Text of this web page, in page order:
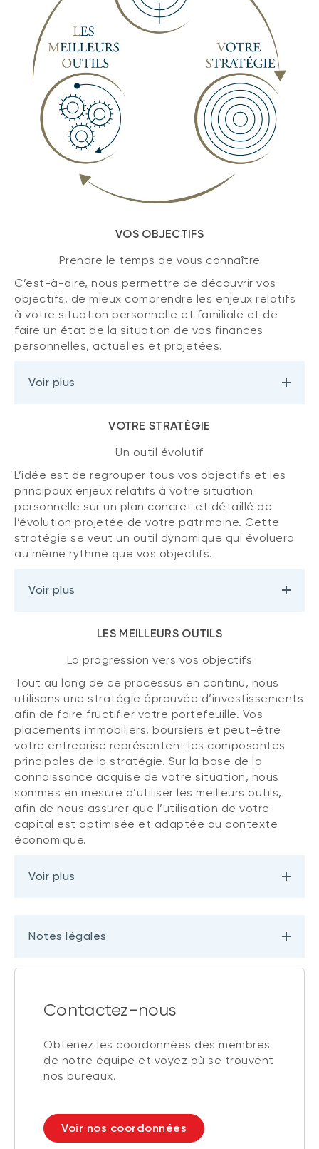
VOS OBJECTIFS
Prendre le temps de vous connaître
C’est-à-dire, nous permettre de découvrir vos
objectifs, de mieux comprendre les enjeux relatifs
à votre situation personnelle et familiale et de
faire un état de la situation de vos finances
personnelles, actuelles et projetées.
Voir plus
VOTRE STRATÉGIE
Un outil évolutif
L’idée est de regrouper tous vos objectifs et les
principaux enjeux relatifs à votre situation
personnelle sur un plan concret et détaillé de
l’évolution projetée de votre patrimoine. Cette
stratégie se veut un outil dynamique qui évoluera
au même rythme que vos objectifs.
Voir plus
LES MEILLEURS OUTILS
La progression vers vos objectifs
Tout au long de ce processus en continu, nous
utilisons une stratégie éprouvée d’investissements
afin de faire fructifier votre portefeuille. Vos
placements immobiliers, boursiers et peut-être
votre entreprise représentent les composantes
principales de la stratégie. Sur la base de la
connaissance acquise de votre situation, nous
sommes en mesure d’utiliser les meilleurs outils,
afin de nous assurer que l’utilisation de votre
capital est optimisée et adaptée au contexte
économique.
Voir plus
Notes légales
Contactez-nous
Obtenez les coordonnées des membres
de notre équipe et voyez où se trouvent
nos bureaux.
Voir nos coordonnées